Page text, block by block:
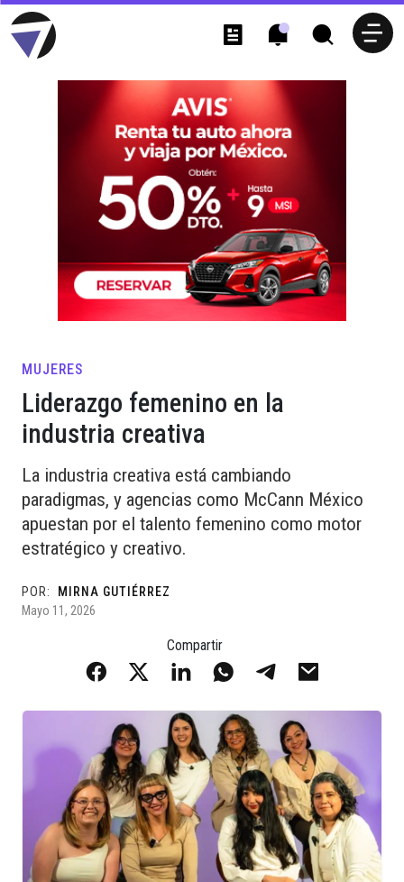
MUJERES
Liderazgo femenino en la
industria creativa
La industria creativa está cambiando
paradigmas, y agencias como McCann México
apuestan por el talento femenino como motor
estratégico y creativo.
POR:
MIRNA GUTIÉRREZ
Mayo 11, 2026
Compartir